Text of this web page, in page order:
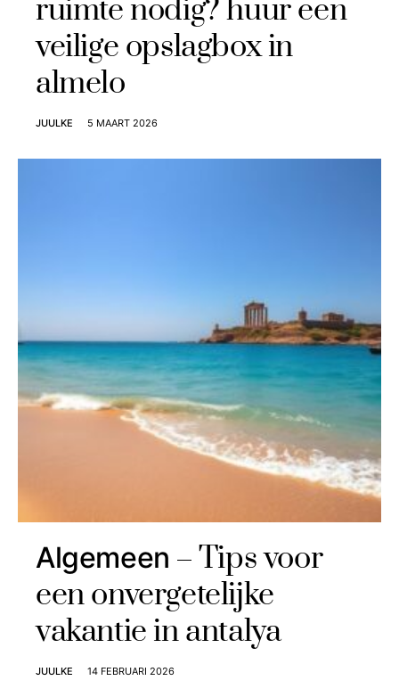
ruimte nodig? huur een
veilige opslagbox in
almelo
JUULKE 5 MAART 2026
Algemeen
Tips voor
een onvergetelijke
vakantie in antalya
JUULKE 14 FEBRUARI 2026